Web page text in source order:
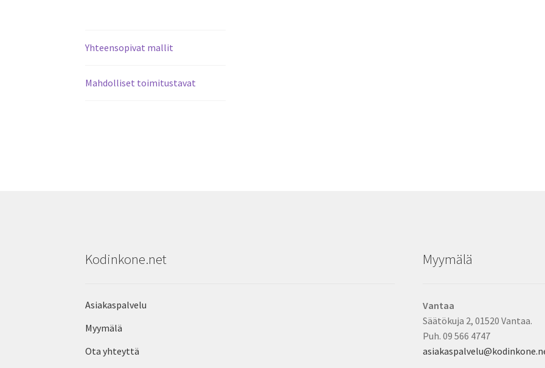
Yhteensopivat mallit
Mahdolliset toimitustavat
Kodinkone.net
Asiakaspalvelu
Myymälä
Ota yhteyttä
Myymälä
Vantaa
Säätökuja 2, 01520 Vantaa.
Puh. 09 566 4747